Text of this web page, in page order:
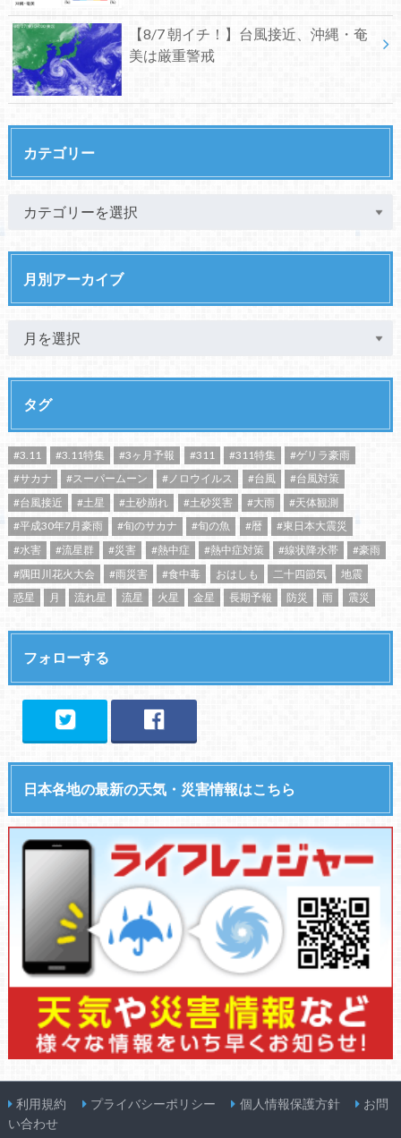
【8/7 朝イチ！】台風接近、沖縄・奄
美は厳重警戒
カテゴリー
月別アーカイブ
タグ
#3.11 #3.11特集 #3ヶ月予報 #311 #311特集
#ゲリラ豪雨
#サカナ
#スーパームーン #ノロウイルス #台風
#台風対策
#台風接近
#土星 #土砂崩れ #土砂災害 #大雨
#天体観測
#平成30年7月豪雨
#旬のサカナ #旬の魚 #暦
#東日本大震災
#水害
#流星群 #災害 #熱中症 #熱中症対策 #線状降水帯
#豪雨
#隅田川花火大会
#雨災害 #食中毒 おはしも 二十四節気
地震
惑星
月 流れ星 流星 火星 金星 長期予報 防災 雨 震災
フォローする
日本各地の最新の天気・災害情報はこちら
利用規約 プライバシーポリシー 個人情報保護方針
お問
い合わせ